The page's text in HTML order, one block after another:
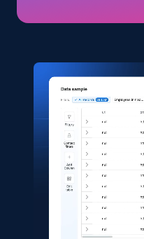
22.2K+
Crunchbase
Name, URL, ID, Cb
Industries, Operating
Populaire